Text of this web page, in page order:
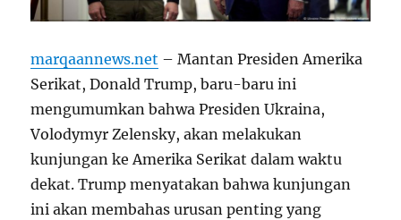
marqaannews.net –Mantan Presiden Amerika
Serikat, Donald Trump, baru-baru ini
mengumumkan bahwa Presiden Ukraina,
Volodymyr Zelensky, akan melakukan
kunjungan ke Amerika Serikat dalam waktu
dekat. Trump menyatakan bahwa kunjungan
ini akan membahas urusan penting yang